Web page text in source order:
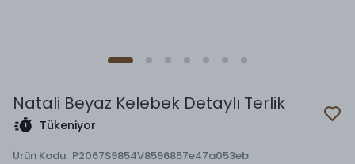
Natali Beyaz Kelebek Detaylı Terlik
Tükeniyor
Ürün Kodu: P2067S9854V8596857e47a053eb